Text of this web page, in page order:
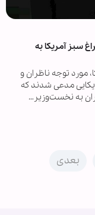
سبز آمریکا به
مورد توجه ناظران و
مدعی شدند که
به نخست‌وزیر…
بعدی